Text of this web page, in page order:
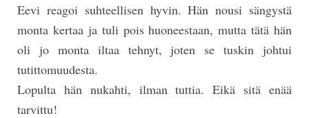
Eevi reagoi suhteellisen hyvin. Hän nousi sängystä
monta kertaa ja tuli pois huoneestaan, mutta tätä hän
oli jo monta iltaa tehnyt, joten se tuskin johtui
tutittomuudesta.
Lopulta hän nukahti, ilman tuttia. Eikä sitä enää
tarvittu!